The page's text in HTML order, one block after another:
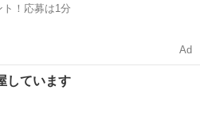
！応募は1分
Ad
しています